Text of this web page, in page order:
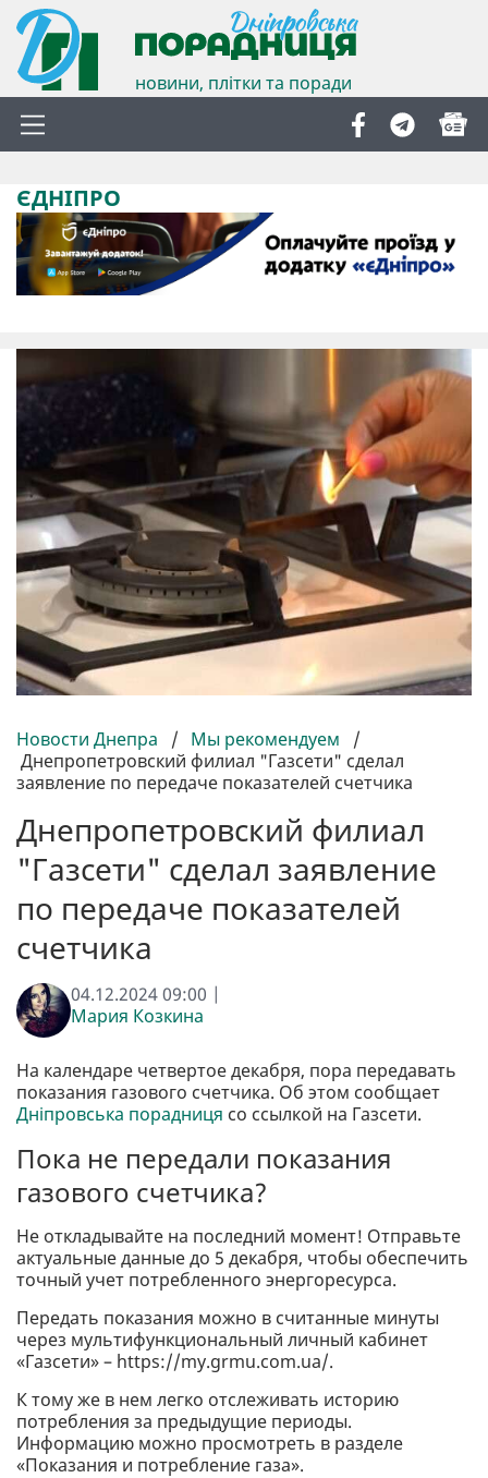
новини, плітки та поради
ЄДНІПРО
Новости Днепра / Мы рекомендуем
/
Днепропетровский филиал "Газсети" сделал
заявление по передаче показателей счетчика
Днепропетровский филиал
"Газсети" сделал заявление
по передаче показателей
счетчика
04.12.2024 09:00 |
Мария Козкина
На календаре четвертое декабря, пора передавать
показания газового счетчика. Об этом сообщает
Дніпровська порадниця со ссылкой на Газсети.
Пока не передали показания
газового счетчика?
Не откладывайте на последний момент! Отправьте
актуальные данные до 5 декабря, чтобы обеспечить
точный учет потребленного энергоресурса.
Передать показания можно в считанные минуты
через мультифункциональный личный кабинет
«Газсети» – https://my.grmu.com.ua/.
К тому же в нем легко отслеживать историю
потребления за предыдущие периоды.
Информацию можно просмотреть в разделе
«Показания и потребление газа».